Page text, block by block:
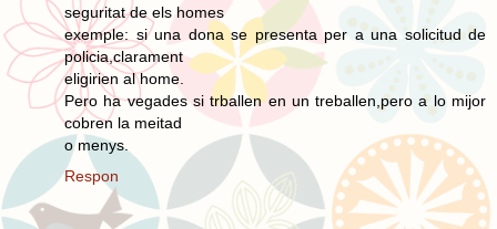
seguritat de els homes
exemple: si una dona se presenta per a una solicitud de
policia,clarament
eligirien al home.
Pero ha vegades si trballen en un treballen,pero a lo mijor
cobren la meitad
o menys.
Respon